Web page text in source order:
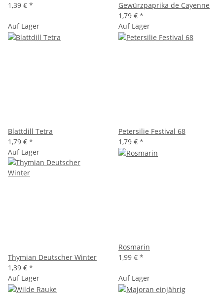
1,39 € *
Gewürzpaprika de Cayenne
1,79 € *
Auf Lager
Blattdill Tetra
1,79 € *
Auf Lager
Petersilie Festival 68
1,79 € *
Auf Lager
Thymian Deutscher Winter
1,39 € *
Rosmarin
1,99 € *
Auf Lager Auf Lager